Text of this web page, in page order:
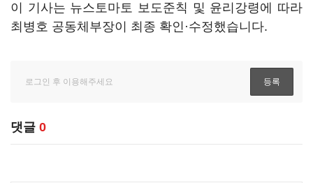
이 기사는 뉴스토마토 보도준칙 및 윤리강령에 따라
최병호 공동체부장이 최종 확인·수정했습니다.
댓글 0